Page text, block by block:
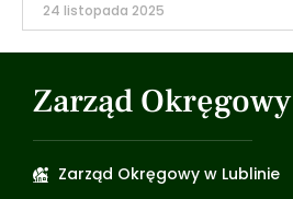
24 listopada 2025
Zarząd Okręgowy
Zarząd Okręgowy w Lublinie